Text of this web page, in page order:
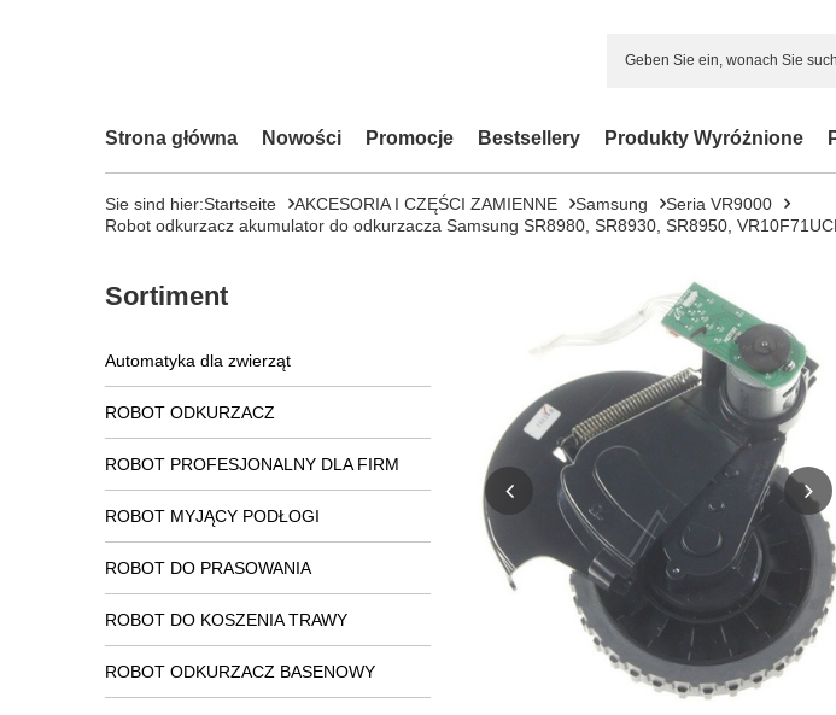
Strona główna Nowości Promocje Bestsellery Produkty Wyróżnione
Sie sind hier:Startseite AKCESORIA I CZĘŚCI ZAMIENNE Samsung
Seria VR9000
Robot odkurzacz akumulator do odkurzacza Samsung SR8980, SR8930, SR8950,
Sortiment
Automatyka dla zwierząt
ROBOT ODKURZACZ
ROBOT PROFESJONALNY DLA FIRM
ROBOT MYJĄCY PODŁOGI
ROBOT DO PRASOWANIA
ROBOT DO KOSZENIA TRAWY
ROBOT ODKURZACZ BASENOWY